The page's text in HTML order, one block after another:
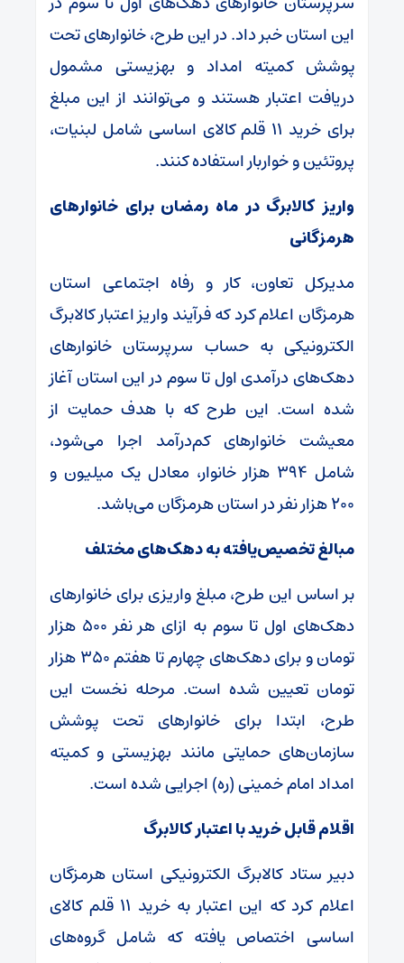
این استان خبر داد. در این طرح، خانوارهای تحت
پوشش کمیته امداد و بهزیستی مشمول
دریافت اعتبار هستند و می‌توانند از این مبلغ
برای خرید ۱۱ قلم کالای اساسی شامل لبنیات،
پروتئین و خواربار استفاده کنند.
واریز کالابرگ در ماه رمضان برای خانوارهای
هرمزگانی
مدیرکل تعاون، کار و رفاه اجتماعی استان
هرمزگان اعلام کرد که فرآیند واریز اعتبار کالابرگ
الکترونیکی به حساب سرپرستان خانوارهای
دهک‌های درآمدی اول تا سوم در این استان آغاز
شده است. این طرح که با هدف حمایت از
معیشت خانوارهای کم‌درآمد اجرا می‌شود،
شامل ۳۹۴ هزار خانوار، معادل یک میلیون و
۲۰۰ هزار نفر در استان هرمزگان می‌باشد.
مبالغ تخصیص‌یافته به دهک‌های مختلف
بر اساس این طرح، مبلغ واریزی برای خانوارهای
دهک‌های اول تا سوم به ازای هر نفر ۵۰۰ هزار
تومان و برای دهک‌های چهارم تا هفتم ۳۵۰ هزار
تومان تعیین شده است. مرحله نخست این
طرح، ابتدا برای خانوارهای تحت پوشش
سازمان‌های حمایتی مانند بهزیستی و کمیته
امداد امام خمینی (ره) اجرایی شده است.
اقلام قابل خرید با اعتبار کالابرگ
دبیر ستاد کالابرگ الکترونیکی استان هرمزگان
اعلام کرد که این اعتبار به خرید ۱۱ قلم کالای
اساسی اختصاص یافته که شامل گروه‌های